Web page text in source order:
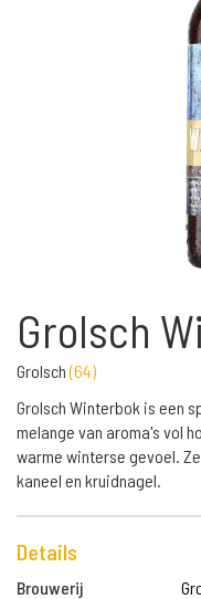
Grolsch
Grolsch(64)
Grolsch Winterbok is een
melange van aroma's vol
warme winterse gevoel.
kaneel en kruidnagel.
Details
Brouwerij